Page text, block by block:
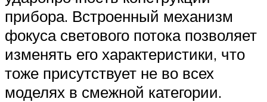
прибора. Встроенный механизм
фокуса светового потока позволяет
изменять его характеристики, что
тоже присутствует не во всех
моделях в смежной категории.